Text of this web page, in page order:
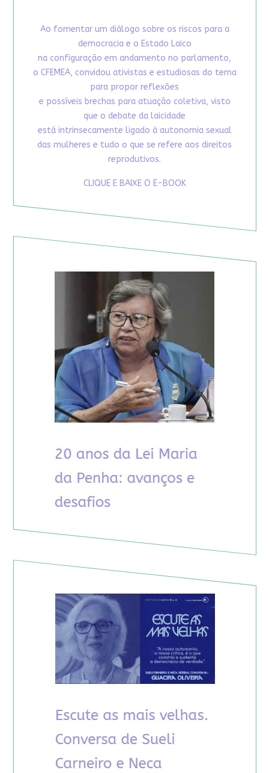
Ao fomentar um diálogo sobre os riscos para a
democracia e o Estado Laico
na configuração em andamento no parlamento,
o CFEMEA, convidou ativistas e estudiosas do tema
para propor reflexões
e possíveis brechas para atuação coletiva, visto
que o debate da laicidade
está intrinsecamente ligado à autonomia sexual
das mulheres e tudo o que se refere aos direitos
reprodutivos.
CLIQUE E BAIXE O E-BOOK